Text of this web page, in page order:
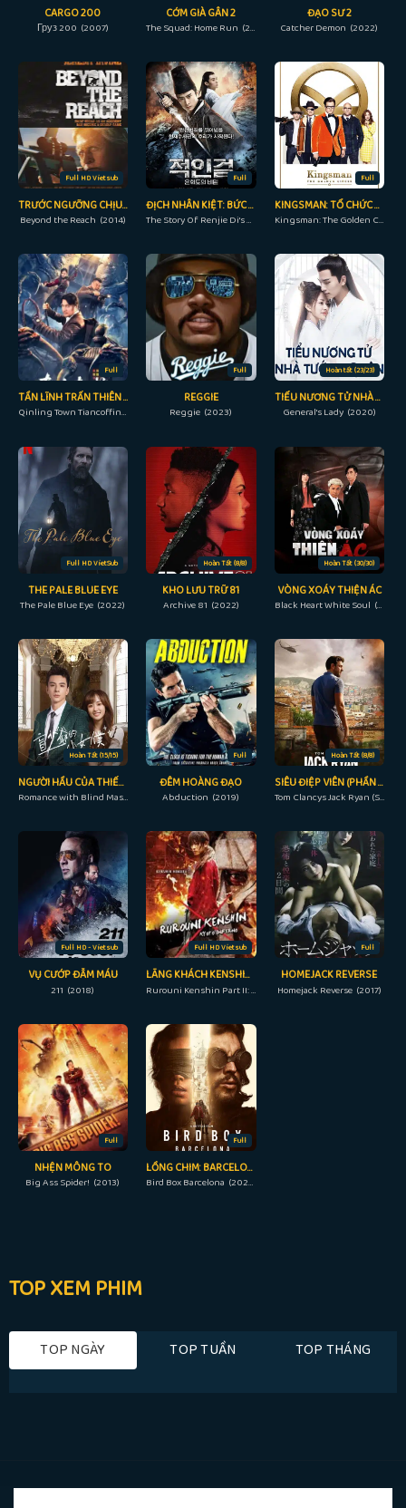
CARGO 200
Груз 200 (2007)
CỚM GIÀ GÂN 2
The Squad: Home Run (2023)
ĐẠO SƯ 2
Catcher Demon (2022)
Full HD Vietsub
TRƯỚC NGƯỠNG CHỊU ĐỰNG
Beyond the Reach (2014)
Full
ĐỊCH NHÂN KIỆT: BỨC TRANH LUÂN HỒI
The Story Of Renjie Di's Rebirth Picture (2018)
Full
KINGSMAN: TỔ CHỨC HOÀNG KIM
Kingsman: The Golden Circle (2017)
Full
TẦN LĨNH TRẤN THIÊN QUAN
Qinling Town Tiancoffins (2023)
Full
REGGIE
Reggie (2023)
Hoàn tất (23/23)
TIỂU NƯƠNG TỬ NHÀ TƯỚNG QUÂN
General's Lady (2020)
Full HD VietSub
THE PALE BLUE EYE
The Pale Blue Eye (2022)
Hoàn Tất (8/8)
KHO LƯU TRỮ 81
Archive 81 (2022)
Hoàn Tất (30/30)
VÒNG XOÁY THIỆN ÁC
Black Heart White Soul (2014)
Hoàn Tất (15/15)
NGƯỜI HẦU CỦA THIẾU GIA MÙ
Romance with Blind Master (2023)
Full
ĐÊM HOÀNG ĐẠO
Abduction (2019)
Hoàn Tất (8/8)
SIÊU ĐIỆP VIÊN (PHẦN 2)
Tom Clancys Jack Ryan (Season 2) (2022)
Full HD - Vietsub
VỤ CƯỚP ĐẪM MÁU
211 (2018)
Full HD Vietsub
LÃNG KHÁCH KENSHIN 2: ĐẠI HỎA KYOTO
Rurouni Kenshin Part II: Kyoto Inferno (2014)
Full
HOMEJACK REVERSE
Homejack Reverse (2017)
Full
NHỆN MÔNG TO
Big Ass Spider! (2013)
Full
LỒNG CHIM: BARCELONA
Bird Box Barcelona (2023)
TOP XEM PHIM
TOP NGÀY TOP TUẦN TOP THÁNG